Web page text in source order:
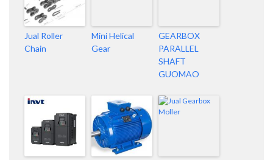
Jual Roller
Chain
Mini Helical
Gear
GEARBOX
PARALLEL
SHAFT
GUOMAO